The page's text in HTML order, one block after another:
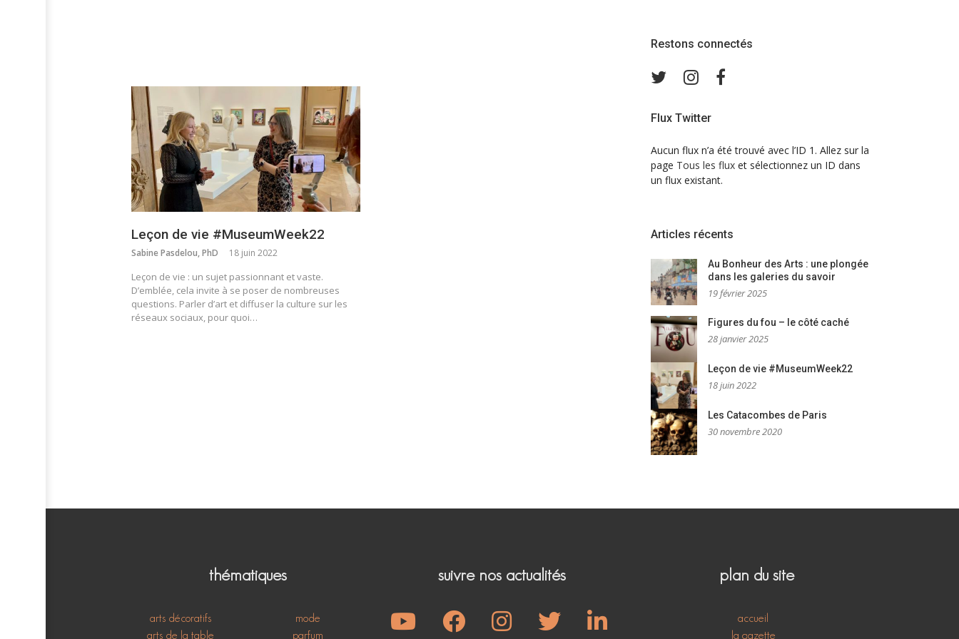
Leçon de vie #MuseumWeek22
Sabine Pasdelou, PhD 18 juin 2022
Leçon de vie : un sujet passionnant et vaste.
D’emblée, cela invite à se poser de nombreuses
questions. Parler d’art et diffuser la culture sur les
réseaux sociaux, pour quoi…
Restons connectés
TwitterInstagram
Flux Twitter
Aucun flux n’a été trouvé avec l’ID 1. Allez sur la
page Tous les flux et sélectionnez un ID dans
un flux existant.
Articles récents
Au Bonheur des Arts : une plongée
dans les galeries du savoir
19 février 2025
Figures du fou – le côté caché
28 janvier 2025
Leçon de vie #MuseumWeek22
18 juin 2022
Les Catacombes de Paris
30 novembre 2020
thématiques
arts décoratifs
arts de la table
mode
parfum
suivre nos actualités plan du site
accueil
la gazette